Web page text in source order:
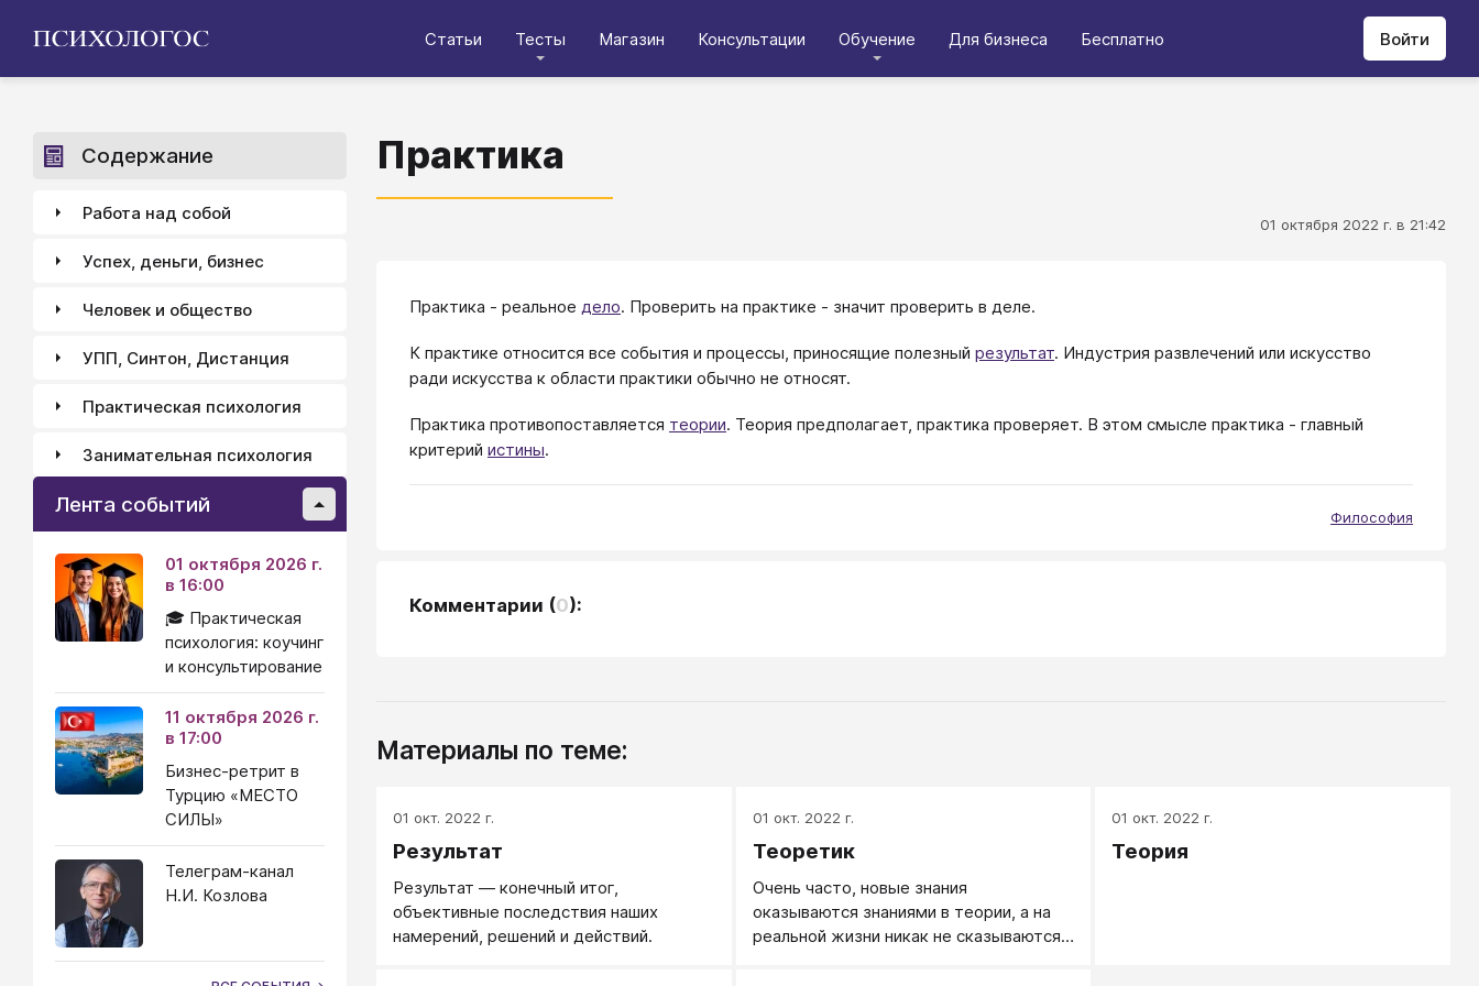
Статьи Тесты Магазин Консультации Обучение Для бизнеса Бесплатно Войти
Практика
01 октября 2022 г. в 21:42
Практика - реальное дело. Проверить на практике - значит проверить в деле.
К практике относится все события и процессы, приносящие полезный результат. Индустрия развлечений или искусство
ради искусства к области практики обычно не относят.
Практика противопоставляется теории. Теория предполагает, практика проверяет. В этом смысле практика - главный
критерий истины.
Философия
Комментарии (0):
Материалы по теме:
01 окт. 2022 г.
Результат
Результат — конечный итог,
объективные последствия наших
намерений, решений и действий.
01 окт. 2022 г.
Теоретик
Очень часто, новые знания
оказываются знаниями в теории, а на
реальной жизни никак не сказываются.
01 окт. 2022 г.
Теория
Содержание
Работа над собой
Успех, деньги, бизнес
Человек и общество
УПП, Синтон, Дистанция
Практическая психология
Занимательная психология
Лента событий
01 октября 2026 г.
в 16:00
🎓 Практическая
психология: коучинг
и консультирование
11 октября 2026 г.
в 17:00
Бизнес-ретрит в
Турцию «МЕСТО
СИЛЫ»
Телеграм-канал
Н.И. Козлова